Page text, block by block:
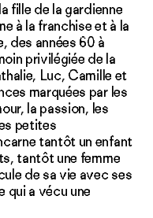
fille de la gardienne
à la franchise et à la
des années 60 à
privilégiée de la
Luc, Camille et
marquées par les
la passion, les
petites
tantôt un enfant
tantôt une femme
de sa vie avec ses
qui a vécu une